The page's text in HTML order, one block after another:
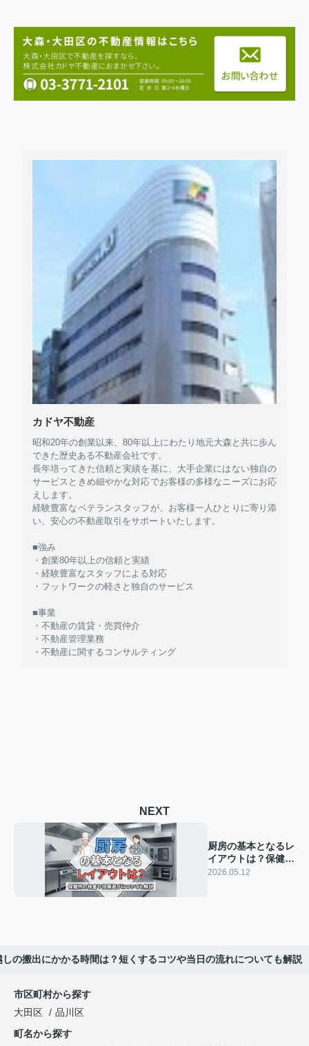
カドヤ不動産
昭和20年の創業以来、80年以上にわたり地元大森と共に歩ん
できた歴史ある不動産会社です。
長年培ってきた信頼と実績を基に、大手企業にはない独自の
サービスときめ細やかな対応でお客様の多様なニーズにお応
えします。
経験豊富なベテランスタッフが、お客様一人ひとりに寄り添
い、安心の不動産取引をサポートいたします。
■強み
・創業80年以上の信頼と実績
・経験豊富なスタッフによる対応
・フットワークの軽さと独自のサービス
■事業
・不動産の賃貸・売買仲介
・不動産管理業務
・不動産に関するコンサルティング
NEXT
厨房の基本となるレ
イアウトは？保健所
の検査や設備選びに
2026.05.12
しの搬出にかかる時間は？短くするコツや当日の流れについても解説
市区町村から探す
大田区
品川区
町名から探す